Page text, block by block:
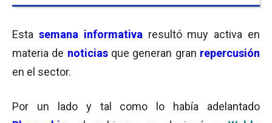
Esta semana informativa resultó muy activa en
materia de noticias que generan gran repercusión
en el sector.
Por un lado y tal como lo había adelantado